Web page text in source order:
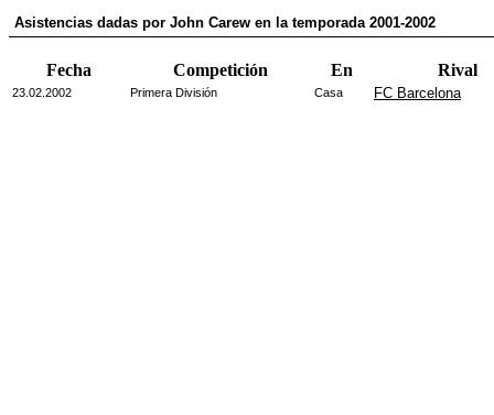
Asistencias dadas por John Carew en la temporada 2001-2002
Fecha Competición En Rival
23.02.2002 Primera División Casa FC Barcelona